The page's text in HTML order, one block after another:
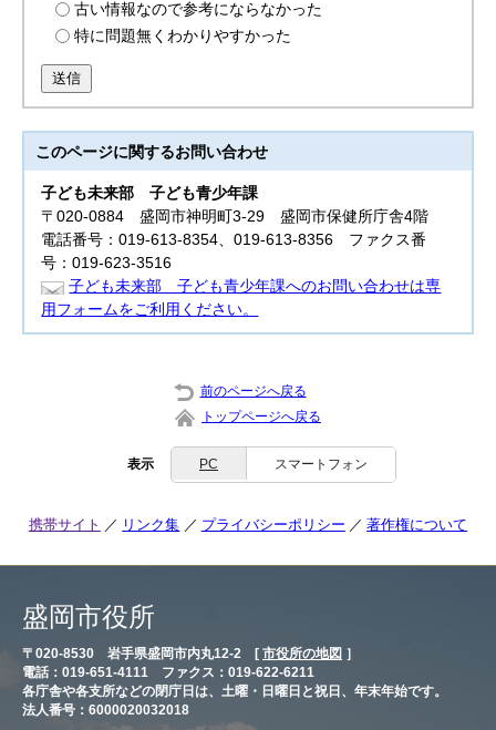
古い情報なので参考にならなかった
特に問題無くわかりやすかった
送信
このページに関するお問い合わせ
子ども未来部子ども青少年課
〒020-0884 盛岡市神明町3-29 盛岡市保健所庁舎4階
電話番号：019-613-8354、019-613-8356 ファクス番
号：019-623-3516
子ども未来部 子ども青少年課へのお問い合わせは専
用フォームをご利用ください。
前のページへ戻る
トップページへ戻る
表示 PC スマートフォン
携帯サイト リンク集 プライバシーポリシー 著作権について
盛岡市役所
〒020-8530 岩手県盛岡市内丸12-2 [ 市役所の地図 ］
電話：019-651-4111 ファクス：019-622-6211
各庁舎や各支所などの閉庁日は、土曜・日曜日と祝日、年末年始です。
法人番号：6000020032018